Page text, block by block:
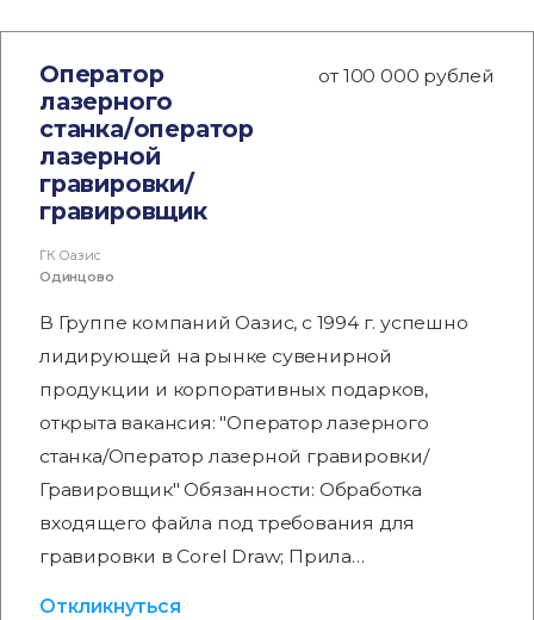
Оператор
лазерного
станка/оператор
лазерной
гравировки/
гравировщик
от 100 000 рублей
ГК Оазис
Одинцово
В Группе компаний Оазис, с 1994 г. успешно
лидирующей на рынке сувенирной
продукции и корпоративных подарков,
открыта вакансия: "Оператор лазерного
станка/Оператор лазерной гравировки/
Гравировщик" Обязанности: Обработка
входящего файла под требования для
гравировки в Corel Draw; Прила…
Откликнуться